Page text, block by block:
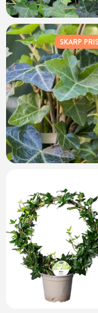
SKARP PRIS